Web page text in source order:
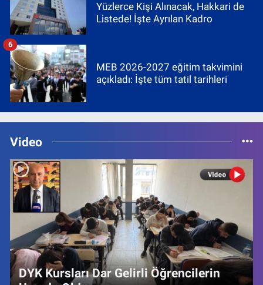
Yüzlerce Kişi Alınacak, Hakkari de
Listede! İşte Ayrılan Kadro
MEB 2026-2027 eğitim takvimini
açıkladı: İşte tüm tatil tarihleri
6
Video
DYK Kursları Dar Gelirli Öğrencilerin